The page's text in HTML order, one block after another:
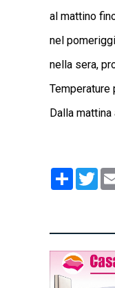
al mattino
nel
nella sera,
Temperature
Dalla